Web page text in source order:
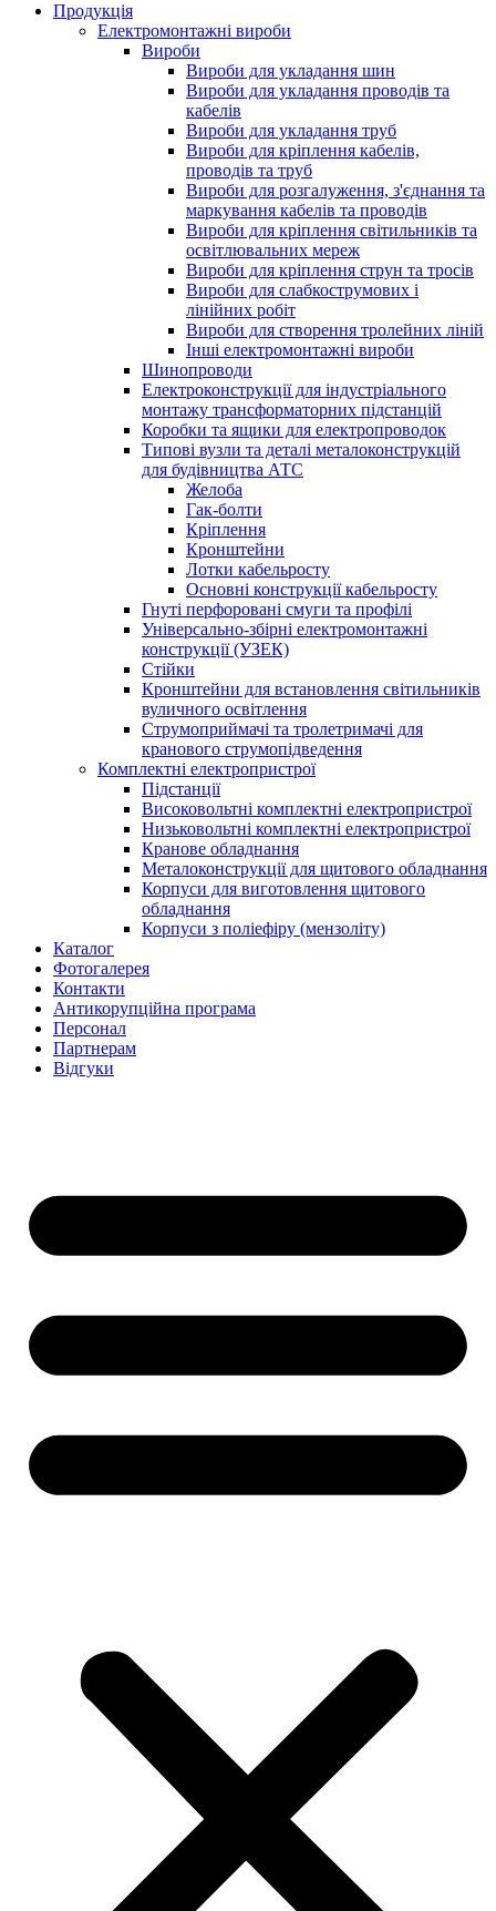
Продукція
Електромонтажні вироби
Вироби
Вироби для укладання шин
Вироби для укладання проводів та
кабелів
Вироби для укладання труб
Вироби для кріплення кабелів,
проводів та труб
Вироби для розгалуження, з'єднання та
маркування кабелів та проводів
Вироби для кріплення світильників та
освітлювальних мереж
Вироби для кріплення струн та тросів
Вироби для слабкострумових і
лінійних робіт
Вироби для створення тролейних ліній
Інші електромонтажні вироби
Шинопроводи
Електроконструкції для індустріального
монтажу трансформаторних підстанцій
Коробки та ящики для електропроводок
Типові вузли та деталі металоконструкцій
для будівництва АТС
Желоба
Гак-болти
Кріплення
Кронштейни
Лотки кабельросту
Основні конструкції кабельросту
Гнуті перфоровані смуги та профілі
Універсально-збірні електромонтажні
конструкції (УЗЕК)
Стійки
Кронштейни для встановлення світильників
вуличного освітлення
Струмоприймачі та тролетримачі для
кранового струмопідведення
Комплектні електропристрої
Підстанції
Високовольтні комплектні електропристрої
Низьковольтні комплектні електропристрої
Кранове обладнання
Металоконструкції для щитового обладнання
Корпуси для виготовлення щитового
обладнання
Корпуси з поліефіру (мензоліту)
Каталог
Фотогалерея
Контакти
Антикорупційна програма
Персонал
Партнерам
Відгуки